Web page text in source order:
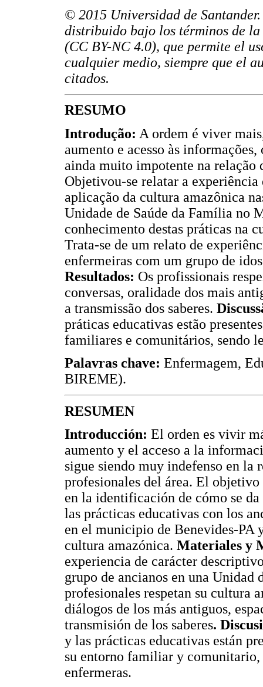
© 2015 Universidad de
distribuido bajo los términos de
(CC BY-NC 4.0), que permite el
cualquier medio, siempre que el
citados.
RESUMO
Introdução: A ordem é viver
aumento e acesso às
ainda muito impotente na relação
Objetivou-se relatar a
aplicação da cultura amazônica
Unidade de Saúde da Família no
conhecimento destas práticas na
Trata-se de um relato de
enfermeiras com um grupo de
Resultados: Os profissionais
conversas, oralidade dos mais
a transmissão dos saberes.
práticas educativas estão
familiares e comunitários, sendo
Palavras chave: Enfermagem,
BIREME).
RESUMEN
Introducción: El orden es vivir
aumento y el acceso a la
sigue siendo muy indefenso en la
profesionales del área. El
en la identificación de cómo se
las prácticas educativas con los
en el municipio de Benevides-PA
cultura amazónica. Materiales y
experiencia de carácter
grupo de ancianos en una
profesionales respetan su cultura
diálogos de los más antiguos,
transmisión de los saberes.
y las prácticas educativas están
su entorno familiar y comunitario,
enfermeras.